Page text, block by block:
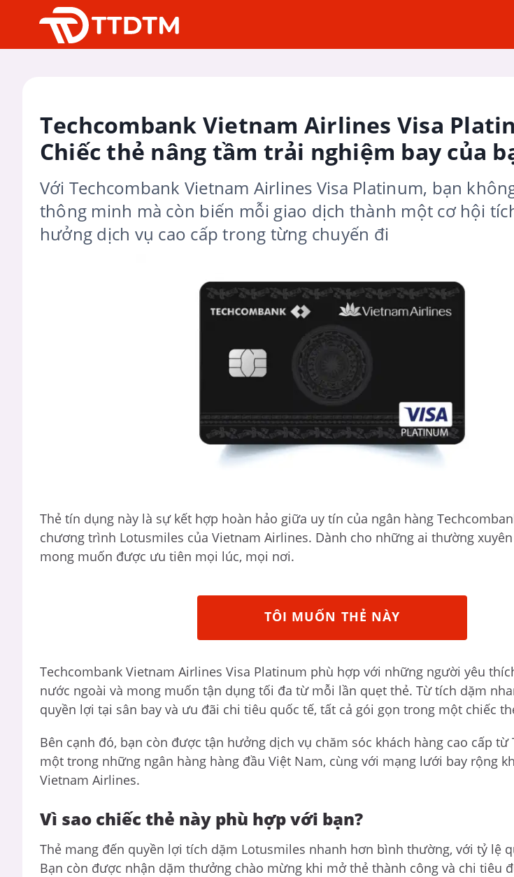
Techcombank Vietnam Airlines Visa
Chiếc thẻ nâng tầm trải nghiệm bay của
Với Techcombank Vietnam Airlines Visa Platinum, bạn
thông minh mà còn biến mỗi giao dịch thành một cơ hội
hưởng dịch vụ cao cấp trong từng chuyến đi
Thẻ tín dụng này là sự kết hợp hoàn hảo giữa uy tín của ngân hàng
chương trình Lotusmiles của Vietnam Airlines. Dành cho những ai thường
mong muốn được ưu tiên mọi lúc, mọi nơi.
TÔI MUỐN THẺ NÀY
Techcombank Vietnam Airlines Visa Platinum phù hợp với những người yêu
nước ngoài và mong muốn tận dụng tối đa từ mỗi lần quẹt thẻ. Từ tích dặm
quyền lợi tại sân bay và ưu đãi chi tiêu quốc tế, tất cả gói gọn trong một chiếc
Bên cạnh đó, bạn còn được tận hưởng dịch vụ chăm sóc khách hàng cao cấp từ
một trong những ngân hàng hàng đầu Việt Nam, cùng với mạng lưới bay rộng
Vietnam Airlines.
Vì sao chiếc thẻ này phù hợp với bạn?
Thẻ mang đến quyền lợi tích dặm Lotusmiles nhanh hơn bình thường, với tỷ lệ
Bạn còn được nhận dặm thưởng chào mừng khi mở thẻ thành công và chi tiêu